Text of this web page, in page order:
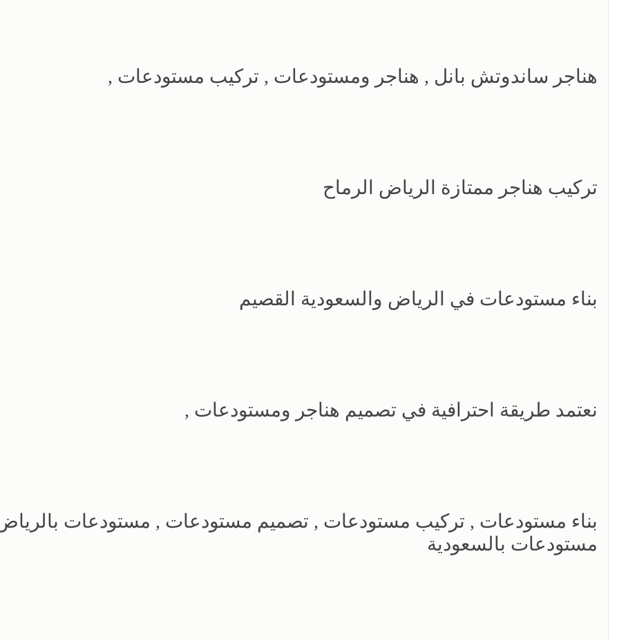
هناجر ساندوتش بانل , هناجر ومستودعات , تركيب مستودعات ,
تركيب هناجر ممتازة الرياض الرماح
بناء مستودعات في الرياض والسعودية القصيم
نعتمد طريقة احترافية في تصميم هناجر ومستودعات ,
بناء مستودعات , تركيب مستودعات , تصميم مستودعات , مستودعات بالرياض
مستودعات بالسعودية